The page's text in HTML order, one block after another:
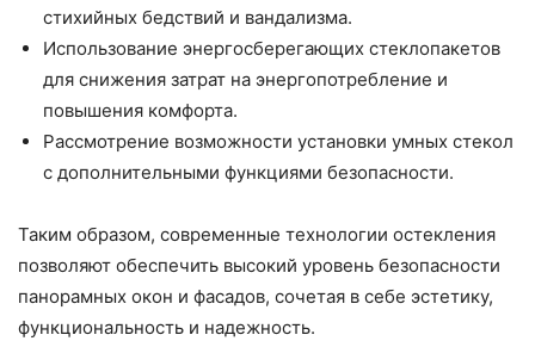
стихийных бедствий и вандализма.
Использование энергосберегающих стеклопакетов
для снижения затрат на энергопотребление и
повышения комфорта.
Рассмотрение возможности установки умных стекол
с дополнительными функциями безопасности.
Таким образом, современные технологии остекления
позволяют обеспечить высокий уровень безопасности
панорамных окон и фасадов, сочетая в себе эстетику,
функциональность и надежность.